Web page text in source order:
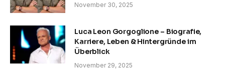
November 30, 2025
Luca Leon Gorgoglione – Biografie,
Karriere, Leben & Hintergründe im
Überblick
November 29, 2025